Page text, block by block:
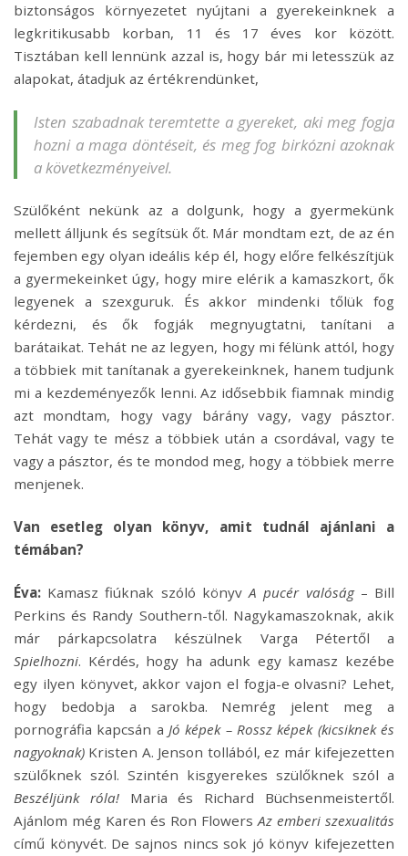
biztonságos környezetet nyújtani a gyerekeinknek a
legkritikusabb korban, 11 és 17 éves kor között.
Tisztában kell lennünk azzal is, hogy bár mi letesszük az
alapokat, átadjuk az értékrendünket,
Isten szabadnak teremtette a gyereket, aki meg fogja
hozni a maga döntéseit, és meg fog birkózni azoknak
a következményeivel.
Szülőként nekünk az a dolgunk, hogy a gyermekünk
mellett álljunk és segítsük őt. Már mondtam ezt, de az én
fejemben egy olyan ideális kép él, hogy előre felkészítjük
a gyermekeinket úgy, hogy mire elérik a kamaszkort, ők
legyenek a szexguruk. És akkor mindenki tőlük fog
kérdezni, és ők fogják megnyugtatni, tanítani a
barátaikat. Tehát ne az legyen, hogy mi félünk attól, hogy
a többiek mit tanítanak a gyerekeinknek, hanem tudjunk
mi a kezdeményezők lenni. Az idősebbik fiamnak mindig
azt mondtam, hogy vagy bárány vagy, vagy pásztor.
Tehát vagy te mész a többiek után a csordával, vagy te
vagy a pásztor, és te mondod meg, hogy a többiek merre
menjenek.
Van esetleg olyan könyv, amit tudnál ajánlani a
témában?
Éva: Kamasz fiúknak szóló könyvA pucér valóság– Bill
Perkins és Randy Southern-től. Nagykamaszoknak, akik
már párkapcsolatra készülnek Varga Pétertől a
Spielhozni. Kérdés, hogy ha adunk egy kamasz kezébe
egy ilyen könyvet, akkor vajon el fogja-e olvasni? Lehet,
hogy bedobja a sarokba. Nemrég jelent meg a
pornográfia kapcsán a Jó képek – Rossz képek (kicsiknek és
nagyoknak) Kristen A. Jenson tollából, ez már kifejezetten
szülőknek szól. Szintén kisgyerekes szülőknek szól a
Beszéljünk róla! Maria és Richard Büchsenmeistertől.
Ajánlom még Karen és Ron FlowersAz emberi szexualitás
című könyvét. De sajnos nincs sok jó könyv kifejezetten